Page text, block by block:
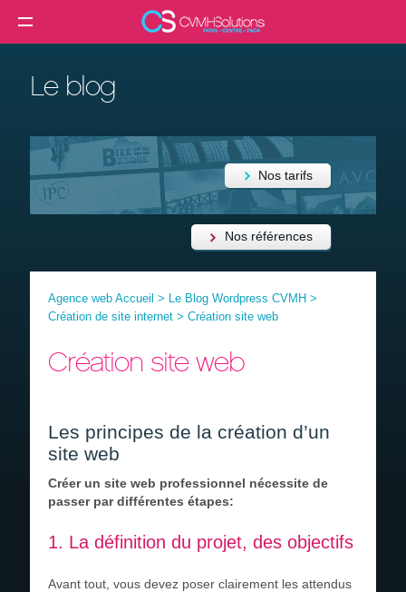
MENU
Créer un site internet
Création de site e-commerce
Création de site vitrine
Formation
Recrutement
Le blog
Nos tarifs
Nos références
Agence web Accueil > Le Blog Wordpress CVMH >
Création de site internet > Création site web
Création site web
Les principes de la création d’un
site web
Créer un site web professionnel nécessite de
passer par différentes étapes:
1. La définition du projet, des objectifs
Avant tout, vous devez poser clairement les attendus